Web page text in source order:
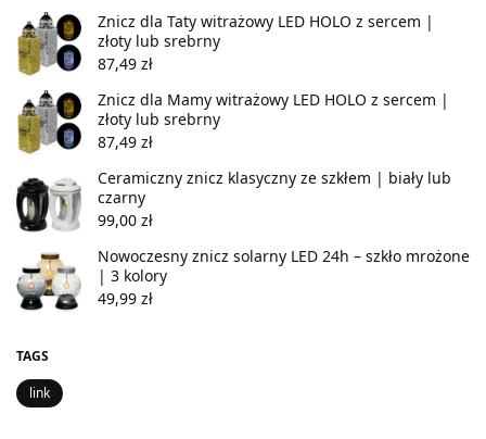
Znicz dla Taty witrażowy LED HOLO z sercem |
złoty lub srebrny
87,49 zł
Znicz dla Mamy witrażowy LED HOLO z sercem |
złoty lub srebrny
87,49 zł
Ceramiczny znicz klasyczny ze szkłem | biały lub
czarny
99,00 zł
Nowoczesny znicz solarny LED 24h – szkło mrożone
| 3 kolory
49,99 zł
TAGS
link